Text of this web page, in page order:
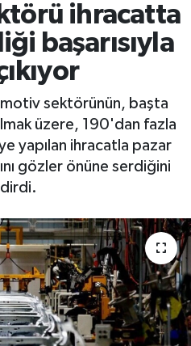
ihracatta
başarısıyla
sektörünün, başta
üzere, 190'dan fazla
yapılan ihracatla pazar
gözler önüne serdiğini